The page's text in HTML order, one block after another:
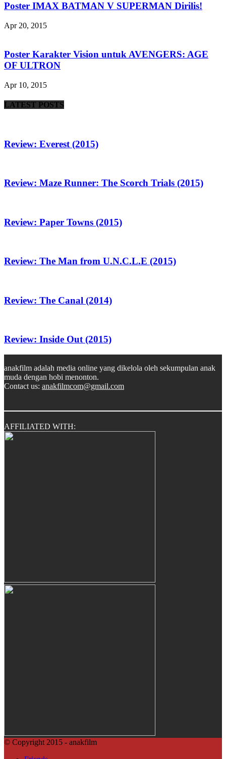
Poster IMAX BATMAN V SUPERMAN Dirilis!
Apr 20, 2015
Poster Karakter Vision untuk AVENGERS: AGE
OF ULTRON
Apr 10, 2015
LATEST POSTS
Review: Everest (2015)
Review: Maze Runner: The Scorch Trials (2015)
Review: Paper Towns (2015)
Review: The Man from U.N.C.L.E (2015)
Review: The Canal (2014)
Review: Inside Out (2015)
anakfilm adalah media online yang dikelola oleh sekumpulan anak
muda dengan hobi menonton.
Contact us: anakfilmcom@gmail.com
AFFILIATED WITH:
© Copyright 2015 - anakfilm